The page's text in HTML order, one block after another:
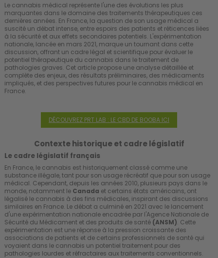
Le cannabis médical représente l'une des évolutions les plus
marquantes dans le domaine des traitements thérapeutiques ces
dernières années. En France, la question de son usage médical a
suscité un débat intense, entre espoirs des patients et réticences liées
à la sécurité et aux effets secondaires potentiels. L'expérimentation
nationale, lancée en mars 2021, marque un tournant dans cette
discussion, offrant un cadre légal et scientifique pour évaluer le
potentiel thérapeutique du cannabis dans le traitement de
pathologies graves. Cet article propose une analyse détaillée et
complète des enjeux, des résultats préliminaires, des médicaments
impliqués, et des perspectives futures pour le cannabis médical en
France.
DÉCOUVREZ PRT LAB : LE CBD DE BOOBA ICI
Contexte historique et cadre législatif
Le cadre législatif français
En France, le cannabis est historiquement classé comme une
substance illégale, tant pour son usage récréatif que pour son usage
médical. Cependant, depuis les années 2010, plusieurs pays dans le
monde, notamment le Canada et certains états américains, ont
légalisé le cannabis à des fins médicales, inspirant des discussions
similaires en France. Le débat a culminé en 2021 avec le lancement
d'une expérimentation nationale encadrée par l'Agence Nationale de
Sécurité du Médicament et des produits de santé (ANSM). Cette
expérimentation est une réponse à la pression croissante des
associations de patients et de certains professionnels de santé qui
voyaient dans le cannabis un potentiel traitement pour des
pathologies lourdes et réfractaires aux traitements conventionnels.